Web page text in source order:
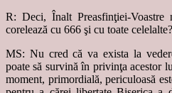
R: Deci, Înalt Preasfinţiei-
corelează cu 666 şi cu toate celelalte?
MS: Nu cred că va exista la
poate să survină în privinţa acestor
moment, primordială, periculoasă